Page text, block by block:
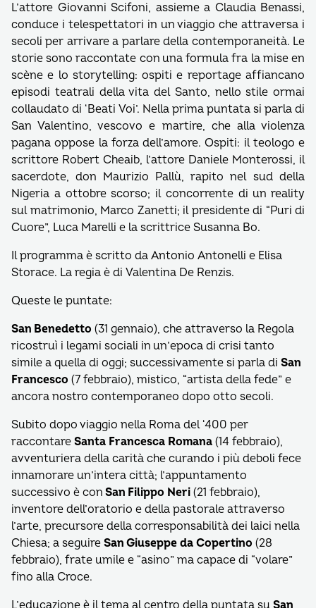
L’attore Giovanni Scifoni, assieme a Claudia Benassi,
conduce i telespettatori in un viaggio che attraversa i
secoli per arrivare a parlare della contemporaneità. Le
storie sono raccontate con una formula fra la mise en
scène e lo storytelling: ospiti e reportage affiancano
episodi teatrali della vita del Santo, nello stile ormai
collaudato di ‘Beati Voi’. Nella prima puntata si parla di
San Valentino, vescovo e martire, che alla violenza
pagana oppose la forza dell’amore. Ospiti: il teologo e
scrittore Robert Cheaib, l’attore Daniele Monterossi, il
sacerdote, don Maurizio Pallù, rapito nel sud della
Nigeria a ottobre scorso; il concorrente di un reality
sul matrimonio, Marco Zanetti; il presidente di “Puri di
Cuore”, Luca Marelli e la scrittrice Susanna Bo.
Il programma è scritto da Antonio Antonelli e Elisa
Storace. La regia è di Valentina De Renzis.
Queste le puntate:
San Benedetto (31 gennaio), che attraverso la Regola
ricostruì i legami sociali in un’epoca di crisi tanto
simile a quella di oggi; successivamente si parla di San
Francesco (7 febbraio), mistico, “artista della fede” e
ancora nostro contemporaneo dopo otto secoli.
Subito dopo viaggio nella Roma del ‘400 per
raccontare Santa Francesca Romana (14 febbraio),
avventuriera della carità che curando i più deboli fece
innamorare un’intera città; l’appuntamento
successivo è con San Filippo Neri (21 febbraio),
inventore dell’oratorio e della pastorale attraverso
l’arte, precursore della corresponsabilità dei laici nella
Chiesa; a seguire San Giuseppe da Copertino (28
febbraio), frate umile e “asino” ma capace di “volare”
fino alla Croce.
L’educazione è il tema al centro della puntata su San